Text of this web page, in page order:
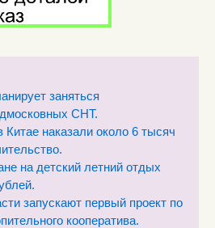
заняться
СНТ.
Китае наказали около 6 тысяч
на детский летний отдых
запускают первый проект по
кооператива.